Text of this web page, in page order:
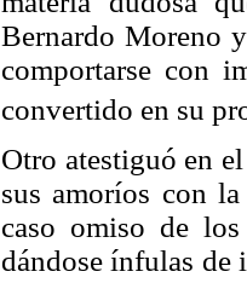
Bernardo Moreno
comportarse con
convertido en su
Otro atestiguó en
sus amoríos con
caso omiso de los
dándose ínfulas de